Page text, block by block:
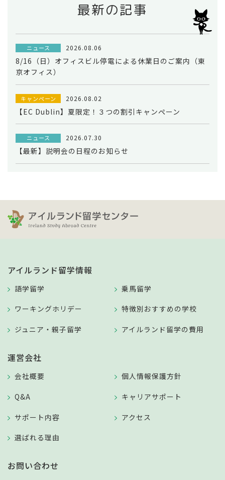
最新の記事
ニュース 2026.08.06
8/16（日）オフィスビル停電による休業日のご案内（東
京オフィス）
キャンペーン 2026.08.02
【EC Dublin】夏限定！３つの割引キャンペーン
ニュース 2026.07.30
【最新】説明会の日程のお知らせ
アイルランド留学情報
語学留学
ワーキングホリデー
ジュニア・親子留学
乗馬留学
特徴別おすすめの学校
アイルランド留学の費用
運営会社
会社概要
Q&A
サポート内容
選ばれる理由
個人情報保護方針
キャリアサポート
アクセス
お問い合わせ